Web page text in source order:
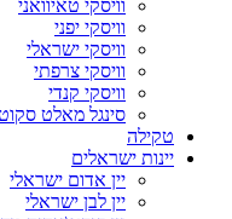
וויסקי טאיוואני
וויסקי יפני
וויסקי ישראלי
וויסקי צרפתי
וויסקי קנדי
סינגל מאלט
טקילה
יינות ישראלים
יין אדום ישראלי
יין לבן ישראלי